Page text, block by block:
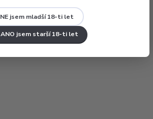
NE jsem mladší 18-ti let
ANO jsem starší 18-ti let